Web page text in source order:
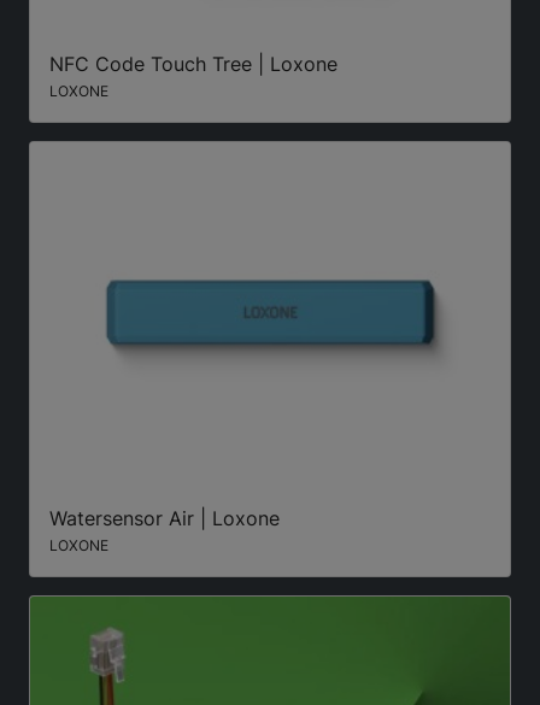
NFC Code Touch Tree | Loxone
LOXONE
Watersensor Air | Loxone
LOXONE